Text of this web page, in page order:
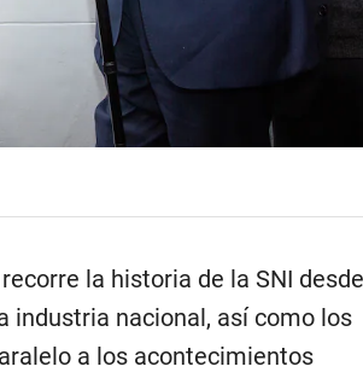
la historia de la SNI
industria nacional, así como los
a los acontecimientos